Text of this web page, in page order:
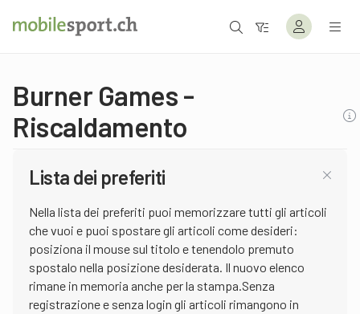
Burner Games -
Riscaldamento
Lista dei preferiti
Nella lista dei preferiti puoi memorizzare tutti gli articoli
che vuoi e puoi spostare gli articoli come desideri:
posiziona il mouse sul titolo e tenendolo premuto
spostalo nella posizione desiderata. Il nuovo elenco
rimane in memoria anche per la stampa.Senza
registrazione e senza login gli articoli rimangono in